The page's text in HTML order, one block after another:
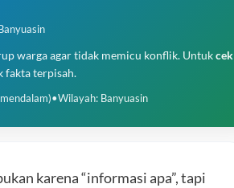
warga agar tidak memicu konflik. Untukcek
fakta terpisah.
•Wilayah: Banyuasin
karena “informasi apa”, tapi